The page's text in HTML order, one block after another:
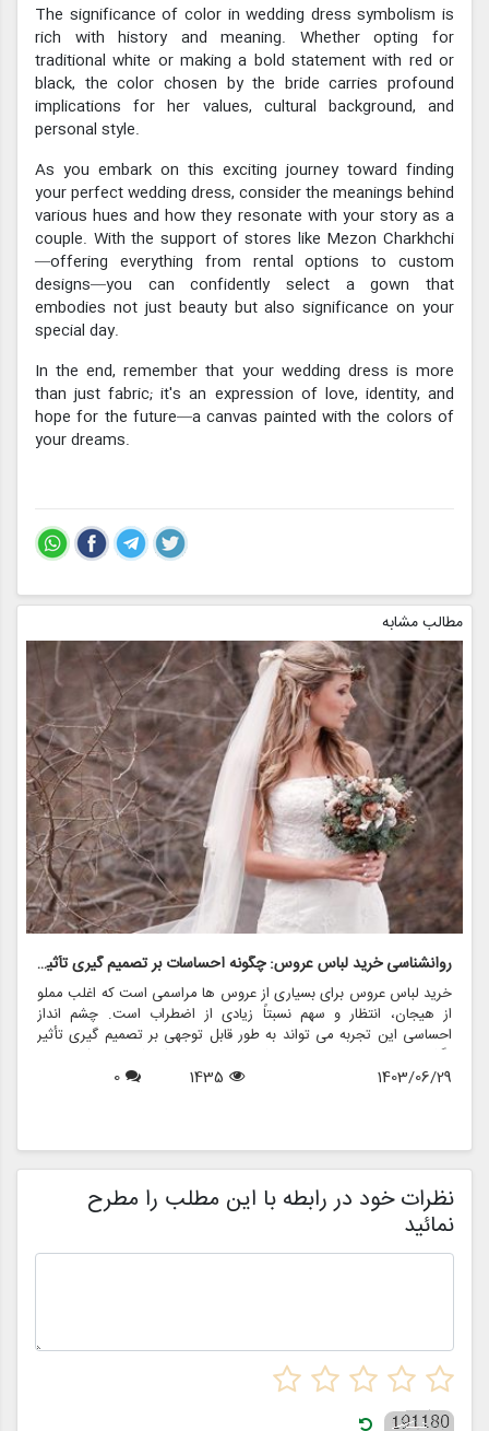
The significance of color in wedding dress symbolism is
rich with history and meaning. Whether opting for
traditional white or making a bold statement with red or
black, the color chosen by the bride carries profound
implications for her values, cultural background, and
personal style.
As you embark on this exciting journey toward finding
your perfect wedding dress, consider the meanings behind
various hues and how they resonate with your story as a
couple. With the support of stores like Mezon Charkhchi
—offering everything from rental options to custom
designs—you can confidently select a gown that
embodies not just beauty but also significance on your
special day.
In the end, remember that your wedding dress is more
than just fabric; it's an expression of love, identity, and
hope for the future—a canvas painted with the colors of
your dreams.
مطالب مشابه
روانشناسی خرید لباس عروس: چگونه احساسات بر تصمیم گیری تأثیر می گذارد
خرید لباس عروس برای بسیاری از عروس ها مراسمی است که اغلب مملو
از هیجان، انتظار و سهم نسبتاً زیادی از اضطراب است. چشم انداز
احساسی این تجربه می تواند به طور قابل توجهی بر تصمیم گیری تأثیر
بگذارد و منجر به انتخاب هایی شود که نه تنها سبک شخصی بلکه عوامل
روانی عمیق تری را نیز منعکس می کند. در این مقاله، روانشناسی خرید
1403/06/29
1435
0
نظرات خود در رابطه با این مطلب را مطرح
نمائید